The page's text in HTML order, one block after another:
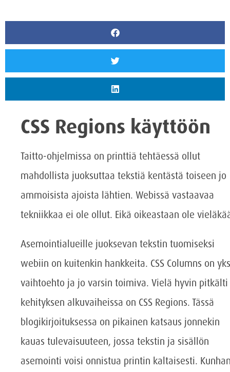
CSS Regions käyttöön
Taitto-ohjelmissa on printtiä tehtäessä ollut
mahdollista juoksuttaa tekstiä kentästä toiseen jo
ammoisista ajoista lähtien. Webissä vastaavaa
tekniikkaa ei ole ollut. Eikä oikeastaan ole
Asemointialueille juoksevan tekstin tuomiseksi
webiin on kuitenkin hankkeita. CSS Columns on
vaihtoehto ja jo varsin toimiva. Vielä hyvin pitkälti
kehityksen alkuvaiheissa on CSS Regions. Tässä
blogikirjoituksessa on pikainen katsaus jonnekin
kauas tulevaisuuteen, jossa tekstin ja sisällön
asemointi voisi onnistua printin kaltaisesti.